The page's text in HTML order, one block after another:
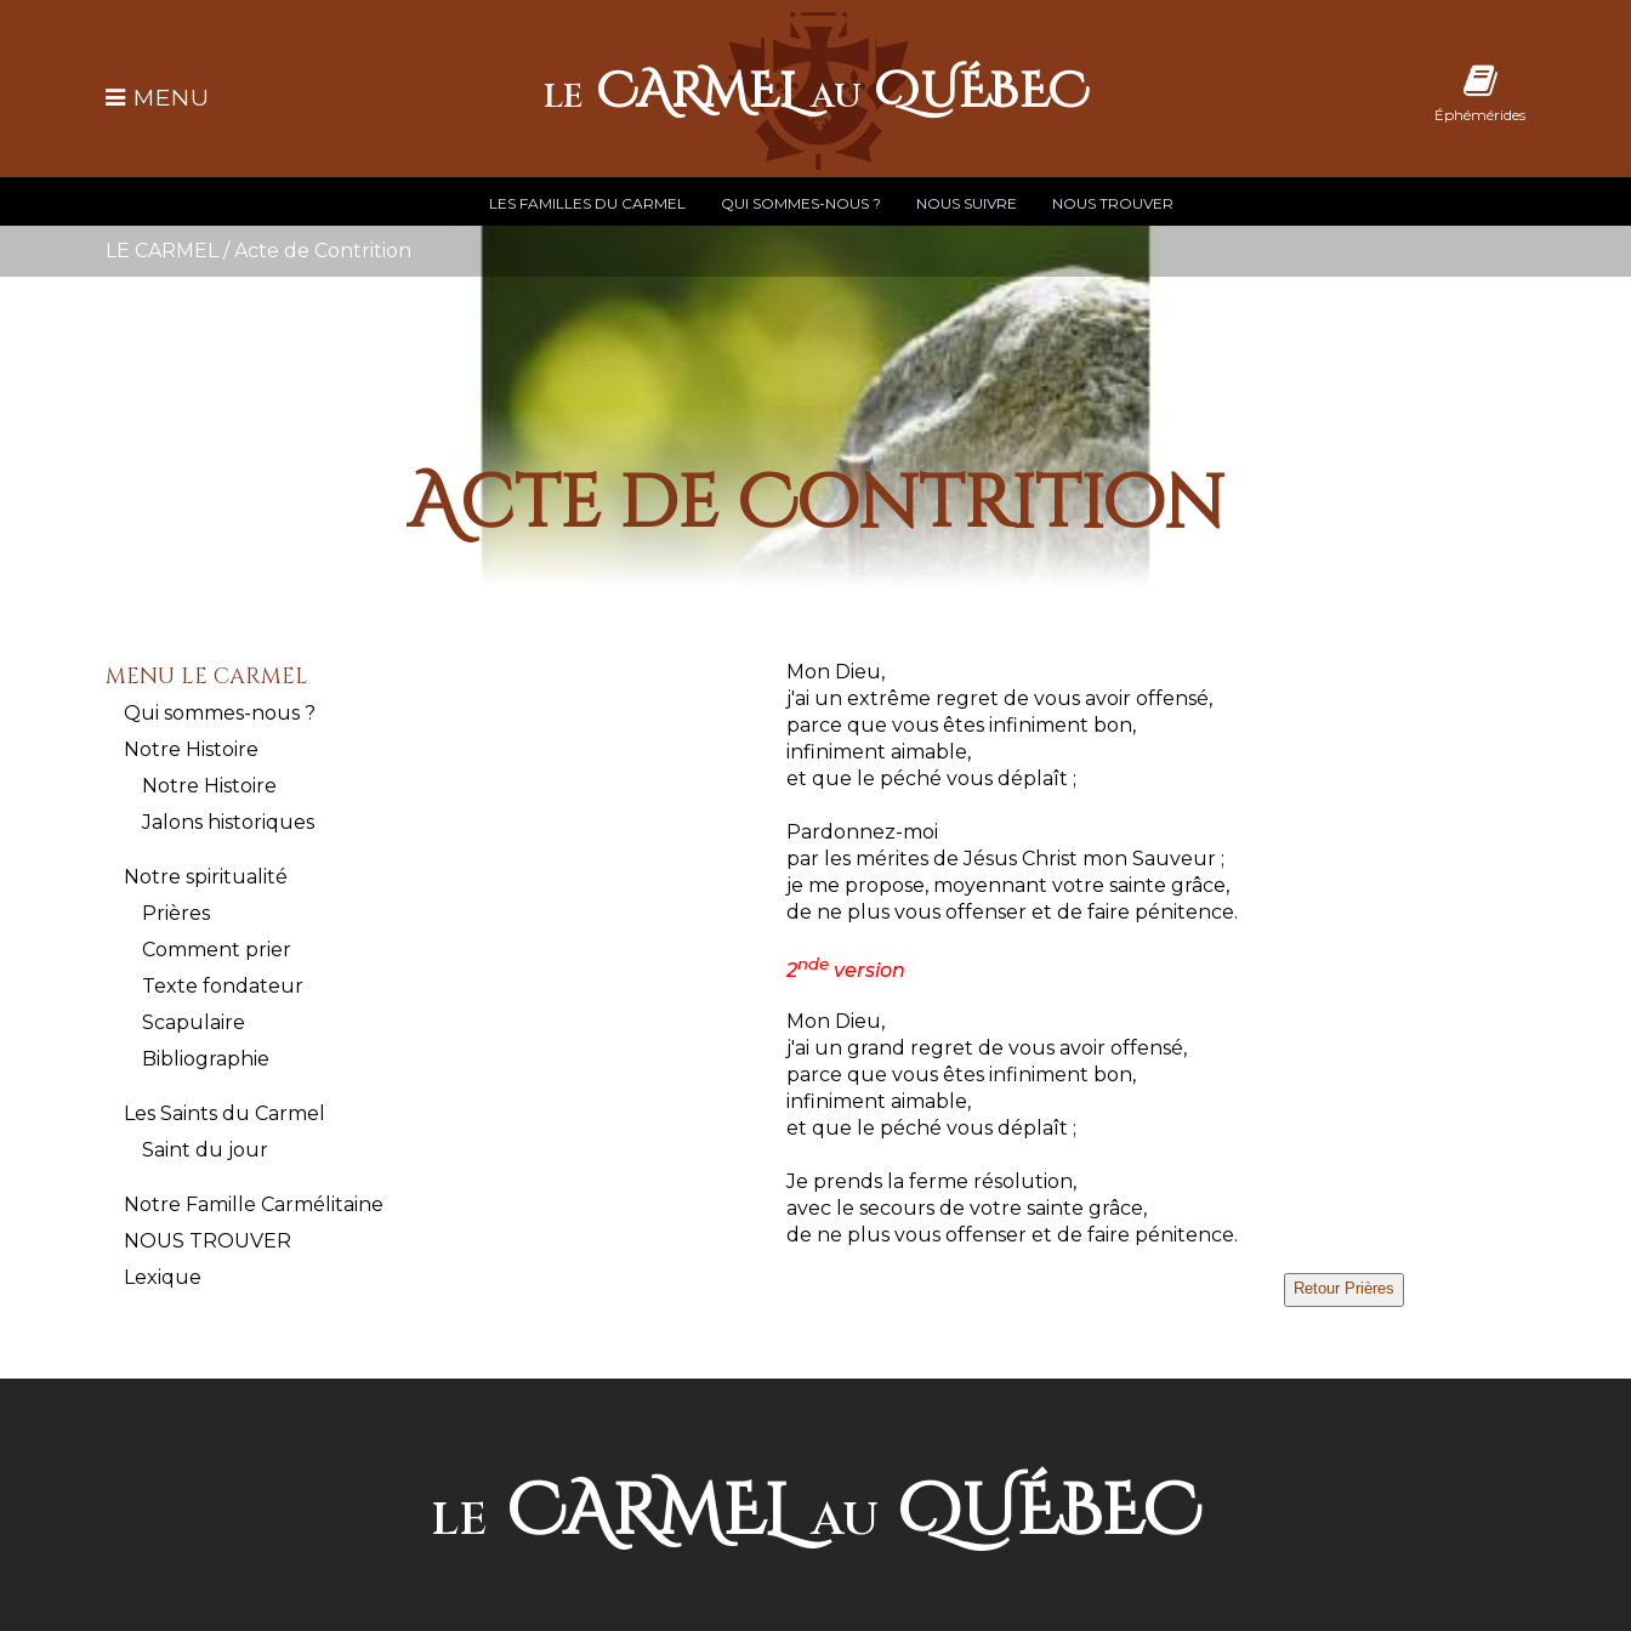
Éphémérides
MENU LE CARMELAUQUÉBEC
LES FAMILLES DU CARMEL QUI SOMMES-NOUS ? NOUS SUIVRE NOUS TROUVER
LE CARMEL /Acte de Contrition
Acte de Contrition
MENU LE CARMEL
Qui sommes-nous ?
Notre Histoire
Notre Histoire
Jalons historiques
Notre spiritualité
Prières
Comment prier
Texte fondateur
Scapulaire
Bibliographie
Les Saints du Carmel
Saint du jour
Notre Famille Carmélitaine
NOUS TROUVER
Lexique
Mon Dieu,
j'ai un extrême regret de vous avoir offensé,
parce que vous êtes infiniment bon,
infiniment aimable,
et que le péché vous déplaît ;
Pardonnez-moi
par les mérites de Jésus Christ mon Sauveur ;
je me propose, moyennant votre sainte grâce,
de ne plus vous offenser et de faire pénitence.
2ndeversion
Mon Dieu,
j'ai un grand regret de vous avoir offensé,
parce que vous êtes infiniment bon,
infiniment aimable,
et que le péché vous déplaît ;
Je prends la ferme résolution,
avec le secours de votre sainte grâce,
de ne plus vous offenser et de faire pénitence.
LE CARMELAU QUÉBEC